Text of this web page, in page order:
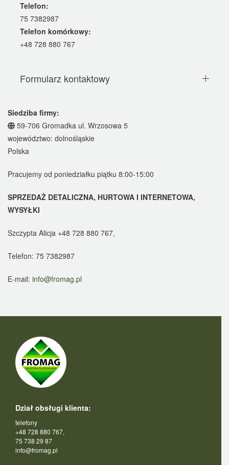
Telefon:
75 7382987
Telefon komórkowy:
+48 728 880 767
Formularz kontaktowy
Siedziba firmy:
59-706 Gromadka ul. Wrzosowa 5
województwo: dolnośląskie
Polska
Pracujemy od poniedziałku piątku 8:00-15:00
SPRZEDAŻ DETALICZNA, HURTOWA I INTERNETOWA,
WYSYŁKI
Szczypta Alicja +48 728 880 767,
Telefon: 75 7382987
E-mail: info@fromag.pl
Dział obsługi klienta:
telefony
+48 728 880 767,
75 738 29 87
info@fromag.pl